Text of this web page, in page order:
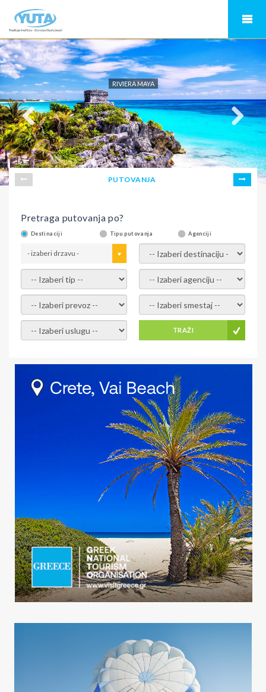
RIVIERA MAYA
PUTOVANJA
Pretraga putovanja po?
Destinaciji Tipu putovanja Agenciji
- izaberi drzavu - - izaberi destinaciju -
- izaberi tip - - izaberi agenciju -
- izaberi prevoz - - Izaberite smestaj -
- Izaberite uslugu - TRAŽI